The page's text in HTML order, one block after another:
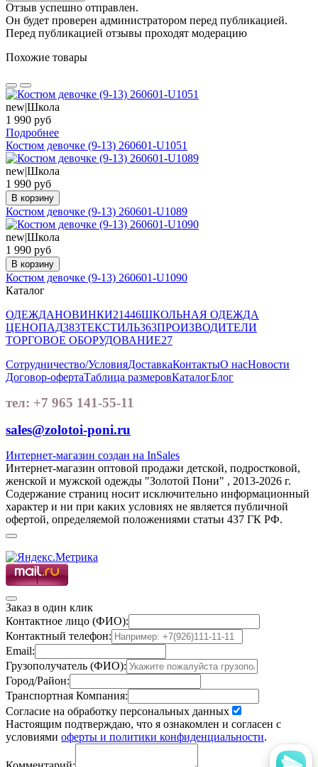
Отзыв успешно отправлен.
Он будет проверен администратором перед публикацией.
Перед публикацией отзывы проходят модерацию
Похожие товары
new|Школа
1 990 руб
Подробнее
Костюм девочке (9-13) 260601-U1051
new|Школа
1 990 руб
В корзину
Костюм девочке (9-13) 260601-U1089
new|Школа
1 990 руб
В корзину
Костюм девочке (9-13) 260601-U1090
Каталог
ОДЕЖДАНОВИНКИ21446ШКОЛЬНАЯ ОДЕЖДА
ЦЕНОПАД383ТЕКСТИЛЬ363ПРОИЗВОДИТЕЛИ
ТОРГОВОЕ ОБОРУДОВАНИЕ27
Сотрудничество/УсловияДоставкаКонтактыО насНовости
Договор-офертаТаблица размеровКаталогБлог
тел: +7 965 141-55-11
sales@zolotoi-poni.ru
Интернет-магазин создан на InSales
Интернет-магазин оптовой продажи детской, подростковой,
женской и мужской одежды "Золотой Пони" , 2013-2026 г.
Содержание страниц носит исключительно информационный
характер и ни при каких условиях не является публичной
офертой, определяемой положениями статьи 437 ГК РФ.
Заказ в один клик
Контактное лицо (ФИО):
Контактный телефон:
Email:
Грузополучатель (ФИО):
Город/Район:
Транспортная Компания:
Согласие на обработку персональных данных
Настоящим подтверждаю, что я ознакомлен и согласен с
условиями оферты и политики конфиденциальности.